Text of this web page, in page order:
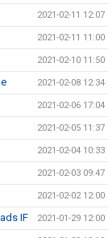
2021-02-11 12:07
2021-02-11 11:00
2021-02-10 11:50
2021-02-08 12:34
2021-02-06 17:04
2021-02-05 11:37
2021-02-04 10:33
2021-02-03 09:47
2021-02-02 12:00
IF 2021-01-29 12:00